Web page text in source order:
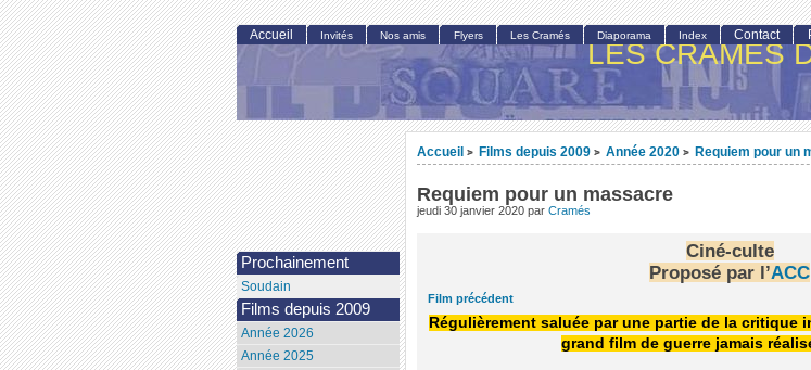
LES CRAMÉS
Accueil > Films depuis 2009 > Année 2020 > Requiem pour un
Requiem pour un massacre
jeudi 30 janvier 2020 par Cramés
Ciné-culte
Proposé par l’ACC
Film précédent
Régulièrement saluée par une partie de la critique
grand film de guerre jamais
Accueil Invités Nos amis Flyers Les Cramés Diaporama Index Contact
Prochainement
Soudain
Films depuis 2009
Année 2026
Année 2025